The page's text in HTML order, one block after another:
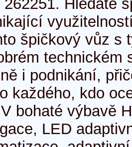
Hledáte
špičkový vůz s
technickém
i podnikání,
každého, kdo
bohaté výbavě
LED